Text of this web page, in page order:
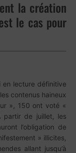
la création
le cas pour
lecture définitive
contenus haineux
», 150 ont voté «
partir de juillet, les
l’obligation de
» illicites,
allant jusqu’à